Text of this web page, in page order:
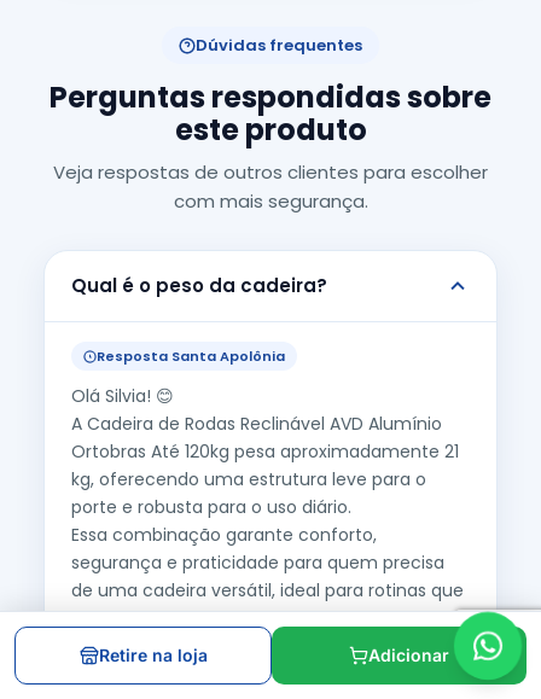
Dúvidas frequentes
Perguntas respondidas sobre
este produto
Veja respostas de outros clientes para escolher
com mais segurança.
Qual é o peso da cadeira?
Resposta Santa Apolônia
Olá Silvia! 😊
A Cadeira de Rodas Reclinável AVD Alumínio
Ortobras Até 120kg pesa aproximadamente 21
kg, oferecendo uma estrutura leve para o
porte e robusta para o uso diário.
Essa combinação garante conforto,
segurança e praticidade para quem precisa
de uma cadeira versátil, ideal para rotinas que
exigem mobilidade e apoio prolongado. A
Santa Apolônia é referência nacional em
produtos médicos de qualidade, com entrega
Retire na loja Adicionar